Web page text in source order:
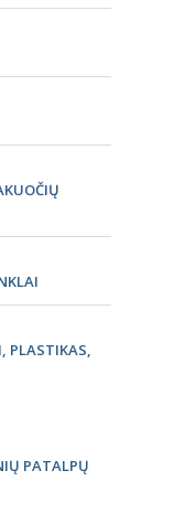
PLASTIKAS,
PATALPŲ